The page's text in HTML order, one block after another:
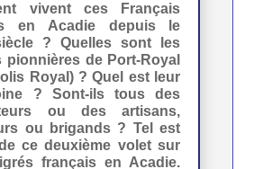
vivent ces Français
en Acadie depuis le
? Quelles sont les
pionnières de Port-Royal
Royal) ? Quel est leur
? Sont-ils tous des
ou des artisans,
ou brigands ? Tel est
de ce deuxième volet sur
français en Acadie.